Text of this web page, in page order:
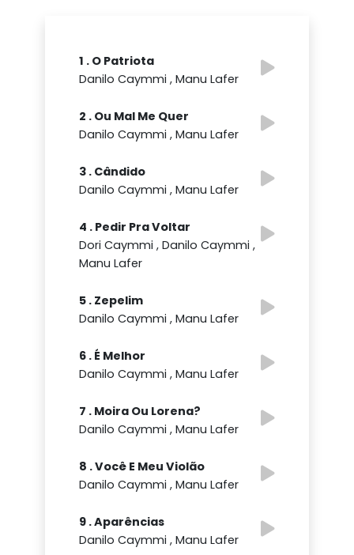
1 . O Patriota
Danilo Caymmi , Manu Lafer
2 . Ou Mal Me Quer
Danilo Caymmi , Manu Lafer
3 . Cândido
Danilo Caymmi , Manu Lafer
4 . Pedir Pra Voltar
Dori Caymmi , Danilo Caymmi ,
Manu Lafer
5 . Zepelim
Danilo Caymmi , Manu Lafer
6 . É Melhor
Danilo Caymmi , Manu Lafer
7 . Moira Ou Lorena?
Danilo Caymmi , Manu Lafer
8 . Você E Meu Violão
Danilo Caymmi , Manu Lafer
9 . Aparências
Danilo Caymmi , Manu Lafer